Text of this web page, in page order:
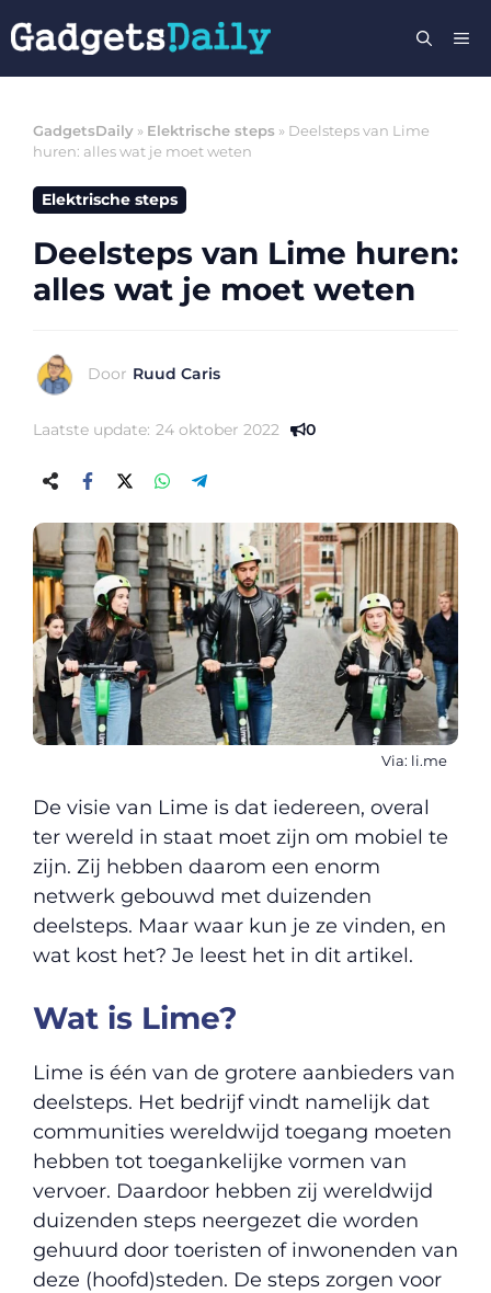
naar
de
GadgetsDaily » Elektrische steps » Deelsteps van Lime
huren: alles wat je moet weten
Elektrische steps
Deelsteps van Lime huren:
alles wat je moet weten
Door Ruud Caris
Laatste update: 24 oktober 2022 0
Via: li.me
De visie van Lime is dat iedereen, overal
ter wereld in staat moet zijn om mobiel te
zijn. Zij hebben daarom een enorm
netwerk gebouwd met duizenden
deelsteps. Maar waar kun je ze vinden, en
wat kost het? Je leest het in dit artikel.
Wat is Lime?
Lime is één van de grotere aanbieders van
deelsteps. Het bedrijf vindt namelijk dat
communities wereldwijd toegang moeten
hebben tot toegankelijke vormen van
vervoer. Daardoor hebben zij wereldwijd
duizenden steps neergezet die worden
gehuurd door toeristen of inwonenden van
deze (hoofd)steden. De steps zorgen voor